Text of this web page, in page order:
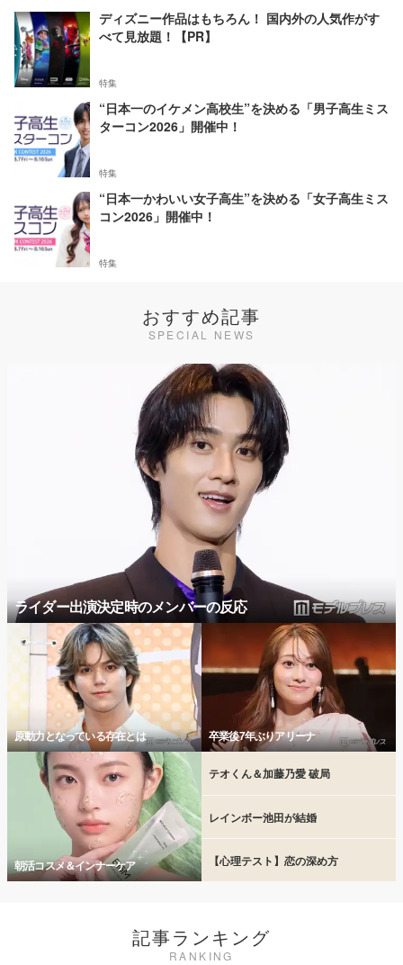
ディズニー作品はもちろん！ 国内外の人気作がす
べて見放題！【PR】
特集
“日本一のイケメン高校生”を決める「男子高生ミス
ターコン2026」開催中！
特集
“日本一かわいい女子高生”を決める「女子高生ミス
コン2026」開催中！
特集
おすすめ記事
SPECIAL NEWS
ライダー出演決定時のメンバーの反応
原動力となっている存在とは 卒業後7年ぶりアリーナ
朝活コスメ＆インナーケア
テオくん＆加藤乃愛 破局
レインボー池田が結婚
【心理テスト】恋の深め方
記事ランキング
RANKING